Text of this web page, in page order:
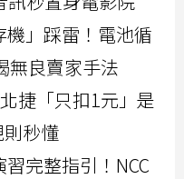
」踩雷！電池循
無良賣家手法
捷「只扣1元」是
秒懂
完整指引！NCC